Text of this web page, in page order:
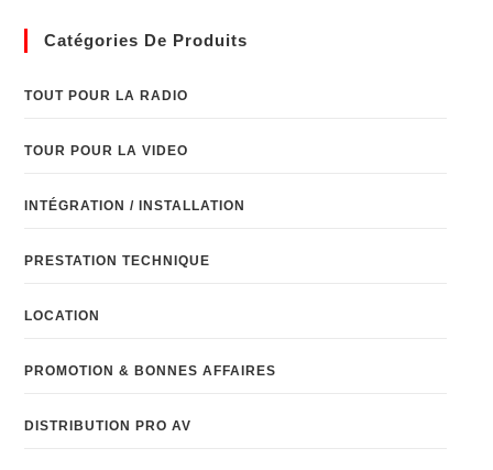
Catégories De Produits
TOUT POUR LA RADIO
TOUR POUR LA VIDEO
INTÉGRATION / INSTALLATION
PRESTATION TECHNIQUE
LOCATION
PROMOTION & BONNES AFFAIRES
DISTRIBUTION PRO AV